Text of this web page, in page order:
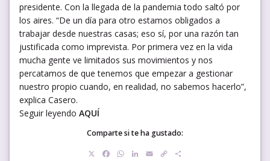
presidente. Con la llegada de la pandemia todo saltó por
los aires. “De un día para otro estamos obligados a
trabajar desde nuestras casas; eso sí, por una razón tan
justificada como imprevista. Por primera vez en la vida
mucha gente ve limitados sus movimientos y nos
percatamos de que tenemos que empezar a gestionar
nuestro propio cuando, en realidad, no sabemos hacerlo”,
explica Casero.
Seguir leyendo AQUÍ
Comparte si te ha gustado:
Facebook
WhatsApp
LinkedIn
EmailCopy